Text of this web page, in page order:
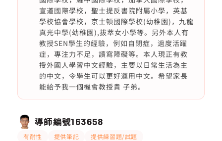
宣道國際學校，聖士提反書院附屬小學，英基
學校協會學校，京士頓國際學校(幼稚園)，九龍
真光中學(幼稚園),拔萃女小學等。另外本人有
教授SEN學生的經驗，例如自閉症，過度活躍
症，專注力不足，讀寫障礙等。本人現正有教
授外國人學習中文經驗，主要以日常生活為主
的中文，令學生可以更好運用中文。希望家長
能給予我一個機會教授貴 子弟。
導師編號163658
有耐性 提供筆記 提供練習題/試題